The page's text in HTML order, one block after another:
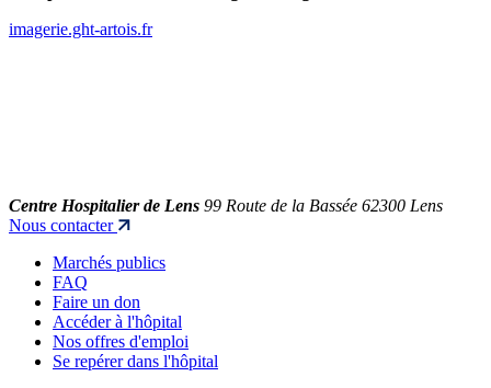
imagerie.ght-artois.fr
Centre Hospitalier de Lens 99 Route de la Bassée 62300 Lens
Nous contacter
Marchés publics
FAQ
Faire un don
Accéder à l'hôpital
Nos offres d'emploi
Se repérer dans l'hôpital